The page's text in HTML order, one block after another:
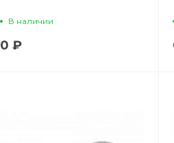
В наличии
0 ₽